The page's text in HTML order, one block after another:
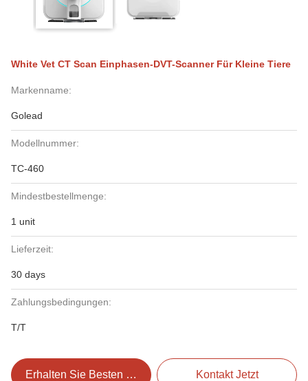
White Vet CT Scan Einphasen-DVT-Scanner Für Kleine Tiere
Markenname:
Golead
Modellnummer:
TC-460
Mindestbestellmenge:
1 unit
Lieferzeit:
30 days
Zahlungsbedingungen:
T/T
Erhalten Sie Besten Preis Kontakt Jetzt